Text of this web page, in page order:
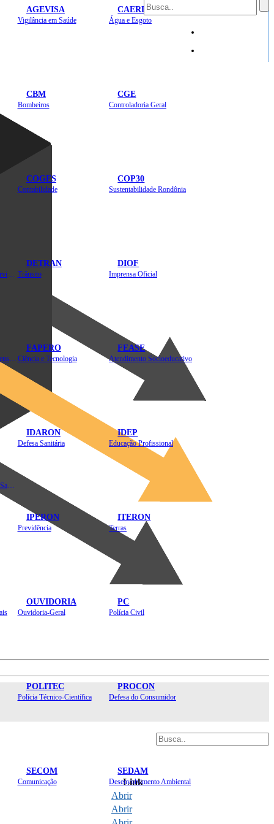
AGEVISA
Vigilância em Saúde
CAERD
Água e Esgoto
CBM
Bombeiros
CGE
Controladoria Geral
COGES
Contabilidade
COP30
Sustentabilidade Rondônia
DETRAN
Trânsito
DIOF
Imprensa Oficial
FAPERO
Ciência e Tecnologia
FEASE
Atendimento Socioeducativo
IDARON
Defesa Sanitária
IDEP
Educação Profissional
IPERON
Previdência
ITERON
Terras
OUVIDORIA
Ouvidoria-Geral
PC
Polícia Civil
POLITEC
Polícia Técnico-Científica
PROCON
Defesa do Consumidor
SECOM
Comunicação
SEDAM
Desenvolvimento Ambiental
Mapa do Site
Link
Abrir
Abrir